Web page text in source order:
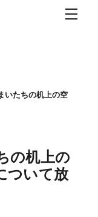
花そばについて放送
いたちの机上の空論城」
の机上の
ついて放